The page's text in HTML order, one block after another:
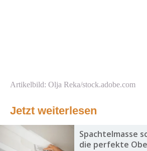
Artikelbild: Olja Reka/stock.adobe.com
Jetzt weiterlesen
Spachtelmasse
die perfekte